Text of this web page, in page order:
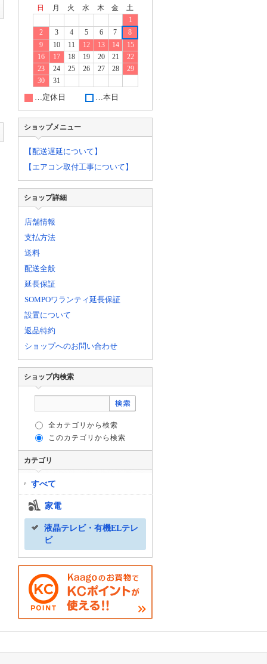
日 月 火 水 木 金
土
1
2
3 4 5 6 7
8
9
10 11 12 13 14
15
16
17 18 19 20 21
22
23
24 25 26 27 28
29
30
31
…定休日 …本日
ショップメニュー
【配送遅延について】
【エアコン取付工事について】
ショップ詳細
店舗情報
支払方法
送料
配送全般
延長保証
SOMPOワランティ延長保証
設置について
返品特約
ショップへのお問い合わせ
ショップ内検索
全カテゴリから検索
このカテゴリから検索
カテゴリ
すべて
家電
液晶テレビ・有機ELテレ
ビ